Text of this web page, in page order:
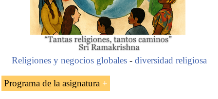
Religiones y negocios globales- diversidad religiosa
Programa de la asignatura